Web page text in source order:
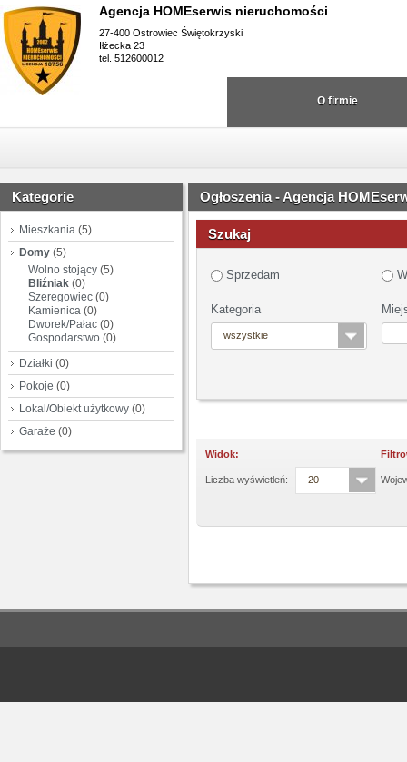
Agencja HOMEserwis nieruchomości
27-400 Ostrowiec Świętokrzyski
Iłżecka 23
tel. 512600012
O firmie
Kategorie
Mieszkania (5)
Domy (5)
Wolno stojący (5)
Bliźniak (0)
Szeregowiec (0)
Kamienica (0)
Dworek/Pałac (0)
Gospodarstwo (0)
Działki (0)
Pokoje (0)
Lokal/Obiekt użytkowy (0)
Garaże (0)
Ogłoszenia - Agencja
Szukaj
Sprzedam
Kategoria
wszystkie
Widok:
Liczba wyświetleń: 20